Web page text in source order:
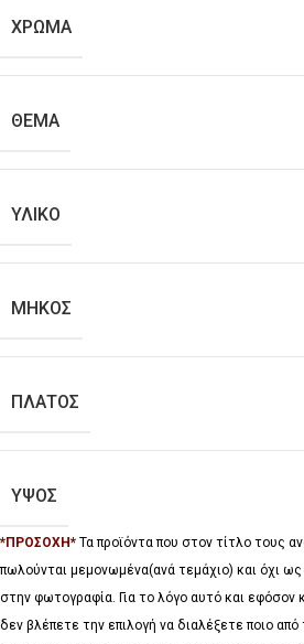
ΧΡΩΜΑ
ΘΕΜΑ
ΥΛΙΚΟ
ΜΗΚΟΣ
ΠΛΑΤΟΣ
ΥΨΟΣ
*ΠΡΟΣΟΧΗ* Τα προϊόντα που στον τίτλο τους
πωλούνται μεμονωμένα(ανά τεμάχιο) και όχι
στην φωτογραφία. Για το λόγο αυτό και εφόσον
δεν βλέπετε την επιλογή να διαλέξετε ποιο